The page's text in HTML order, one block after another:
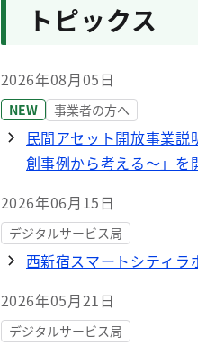
トピックス
2026年08月05日
NEW 事業者の方へ
民間アセット開放事業
創事例から考える～」を
2026年06月15日
デジタルサービス局
西新宿スマートシティラ
2026年05月21日
デジタルサービス局